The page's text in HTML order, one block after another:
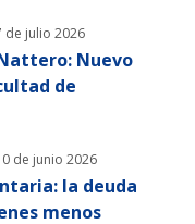
de julio 2026
Nuevo
de
de junio 2026
la deuda
menos